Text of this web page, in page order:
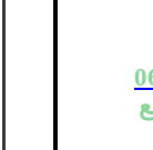
اصفهان | 06